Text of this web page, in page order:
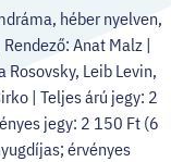
héber nyelven,
Anat Malz |
Rosovsky, Leib Levin,
| Teljes árú jegy: 2
jegy: 2 150 Ft (6
érvényes